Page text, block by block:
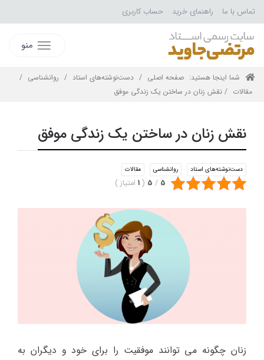
تماس با ما راهنمای خرید حساب کاربری
منو
شما اینجا هستید: صفحه اصلی / دست‌نوشته‌های استاد / روانشناسی /
مقالات / نقش زنان در ساختن یک زندگی موفق
نقش زنان در ساختن یک زندگی موفق
دست‌نوشته‌های استاد روانشناسی مقالات
5
/
5
(
1 امتیاز)
زنان چگونه می توانند موفقیت را برای خود و دیگران به